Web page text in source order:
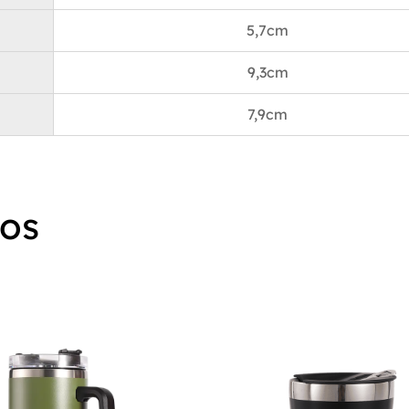
durante un descanso en una agenda ocupada cuando
impulso rápido de hidratación sin ensuciar.
No se debe pasar por alto el atractivo estético de la
diseño elegante y minimalista irradia una sensación
sofisticación. El color negro le da un aspecto elegante y
una opción ideal para familias. Los padres pueden
sus desplazamientos diarios, mientras que los niños
disfrutarlo durante la escuela o las actividades
5,7cm
9,3cm
7,9cm